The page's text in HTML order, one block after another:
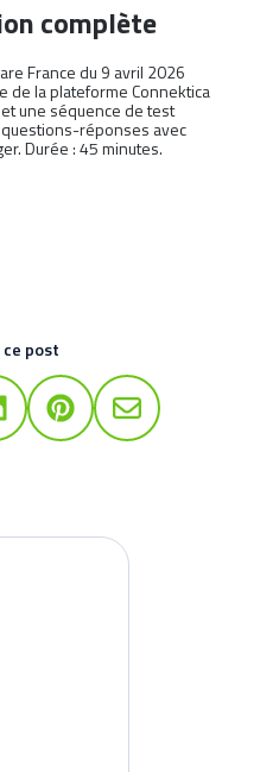
complète
France du 9 avril 2026
de la plateforme Connektica
une séquence de test
réponses avec
Durée : 45 minutes.
post